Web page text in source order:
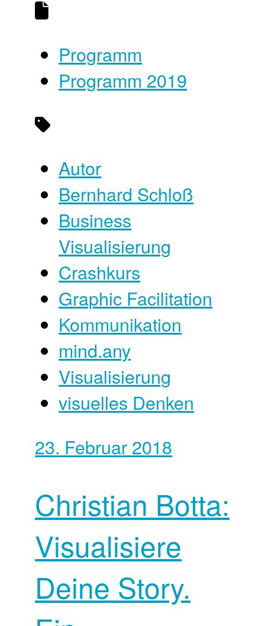
Programm
Programm 2019
Autor
Bernhard Schloß
Business
Visualisierung
Crashkurs
Graphic Facilitation
Kommunikation
mind.any
Visualisierung
visuelles Denken
23. Februar 2018
Christian Botta:
Visualisiere
Deine Story.